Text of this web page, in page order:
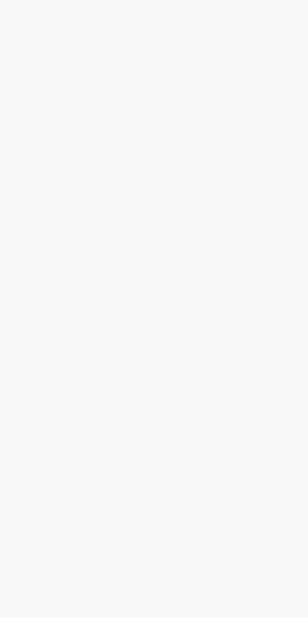
öffentliche Bekanntmachungen und öffentliche
erfolgt nur redaktionell.
Markersdorf am Sonntag, dem 12. Juni 2022.
Ferienhäuser Insel der Sinne" am Berzdorfer See.